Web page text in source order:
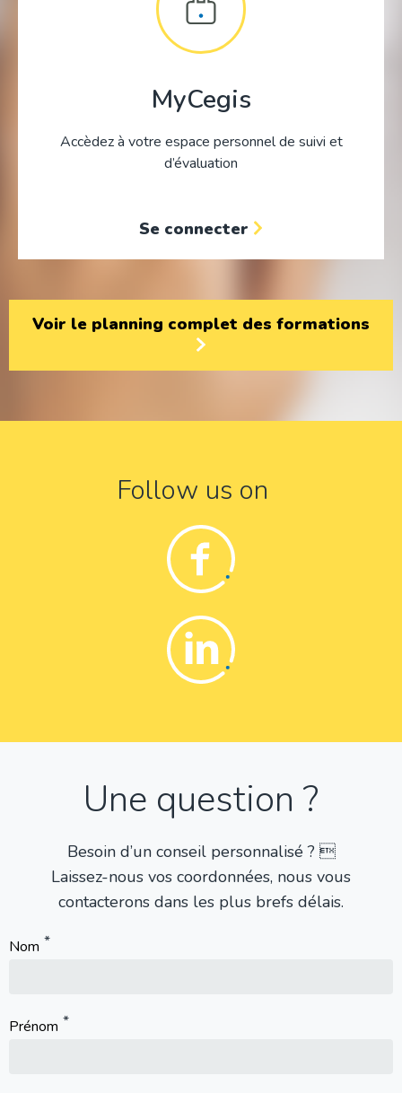
MyCegis
Accèdez à votre espace personnel de suivi et
d’évaluation
Se connecter
Voir le planning complet des formations
Follow us on
Facebook
Linkedin
Une question ?
Besoin d’un conseil personnalisé ? 
Laissez-nous vos coordonnées, nous vous
contacterons dans les plus brefs délais.
Nom
Prénom